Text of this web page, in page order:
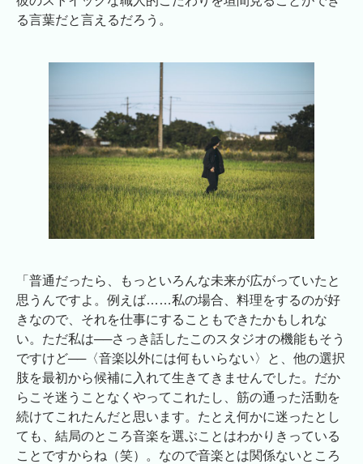
る言葉だと言えるだろう。
「普通だったら、もっといろんな未来が広がっていたと
思うんですよ。例えば……私の場合、料理をするのが好
きなので、それを仕事にすることもできたかもしれな
い。ただ私は──さっき話したこのスタジオの機能もそう
ですけど──〈音楽以外には何もいらない〉と、他の選択
肢を最初から候補に入れて生きてきませんでした。だか
らこそ迷うことなくやってこれたし、筋の通った活動を
続けてこれたんだと思います。たとえ何かに迷ったとし
ても、結局のところ音楽を選ぶことはわかりきっている
ことですからね（笑）。なので音楽とは関係ないところ